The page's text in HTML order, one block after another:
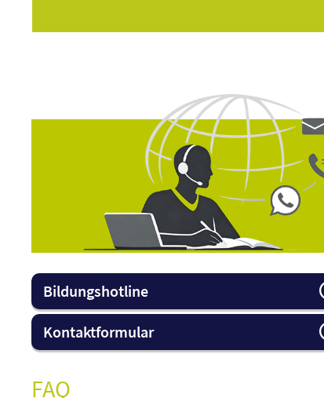
Bildungshotline
Kontaktformular
FAQ